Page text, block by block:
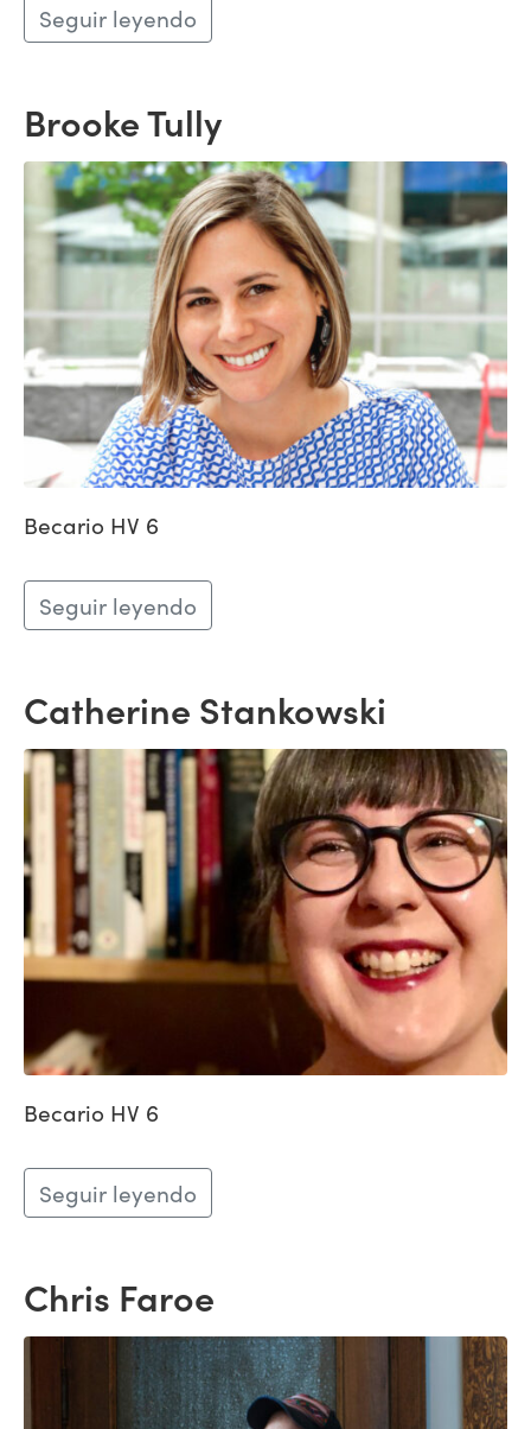
Seguir leyendo
Brooke Tully
Becario HV 6
Seguir leyendo
Catherine Stankowski
Becario HV 6
Seguir leyendo
Chris Faroe